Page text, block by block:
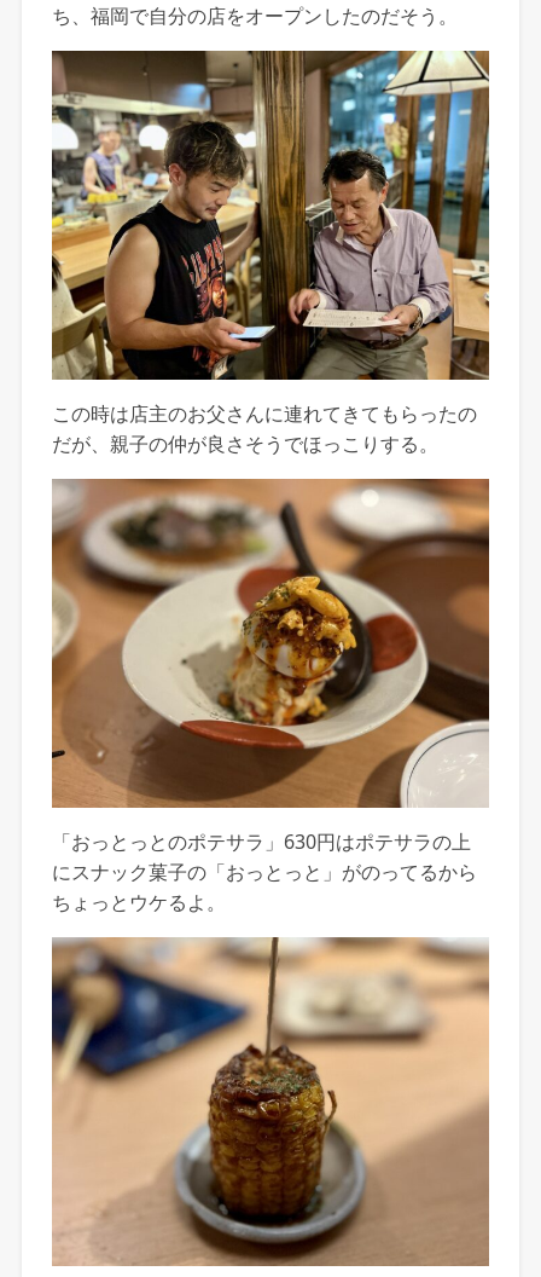
ち、福岡で自分の店をオープンしたのだそう。
この時は店主のお父さんに連れてきてもらったの
だが、親子の仲が良さそうでほっこりする。
「おっとっとのポテサラ」630円はポテサラの上
にスナック菓子の「おっとっと」がのってるから
ちょっとウケるよ。